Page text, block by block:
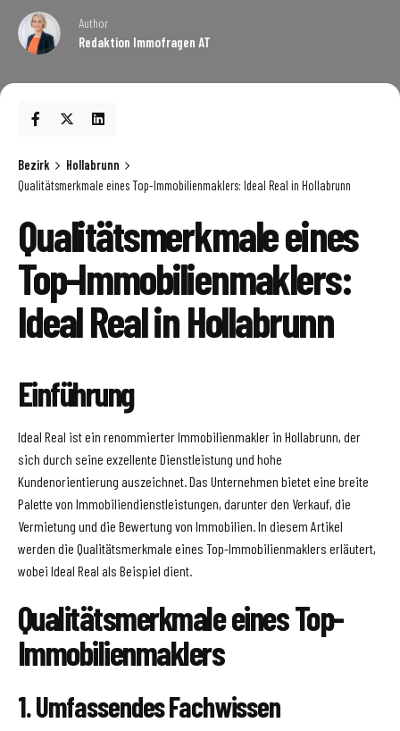
Author
Redaktion Immofragen AT
Bezirk
Hollabrunn
Qualitätsmerkmale eines Top-Immobilienmaklers: Ideal Real in Hollabrunn
Qualitätsmerkmale eines
Top-Immobilienmaklers:
Ideal Real in Hollabrunn
Einführung
Ideal Real ist ein renommierter Immobilienmakler in Hollabrunn, der
sich durch seine exzellente Dienstleistung und hohe
Kundenorientierung auszeichnet. Das Unternehmen bietet eine breite
Palette von Immobiliendienstleistungen, darunter den Verkauf, die
Vermietung und die Bewertung von Immobilien. In diesem Artikel
werden die Qualitätsmerkmale eines Top-Immobilienmaklers erläutert,
wobei Ideal Real als Beispiel dient.
Qualitätsmerkmale eines Top-
Immobilienmaklers
1. Umfassendes Fachwissen